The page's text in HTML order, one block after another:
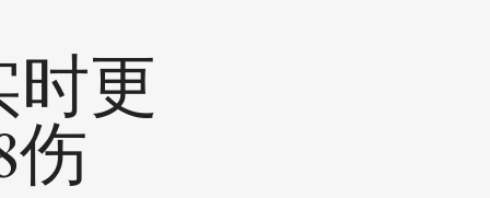
Other event
更
伤